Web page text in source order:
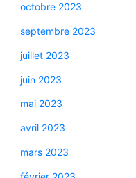
octobre 2023
septembre 2023
juillet 2023
juin 2023
mai 2023
avril 2023
mars 2023